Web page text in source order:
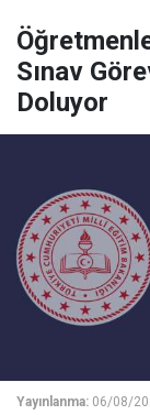
Sınav
Doluyor
Yayınlanma: 06/08/